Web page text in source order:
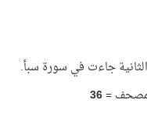
جاءت في سورة سبأ.
=
36